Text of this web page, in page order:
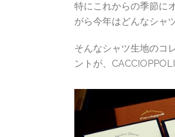
特にこれからの季節に
がら今年はどんなシャ
そんなシャツ生地のコ
ントが、